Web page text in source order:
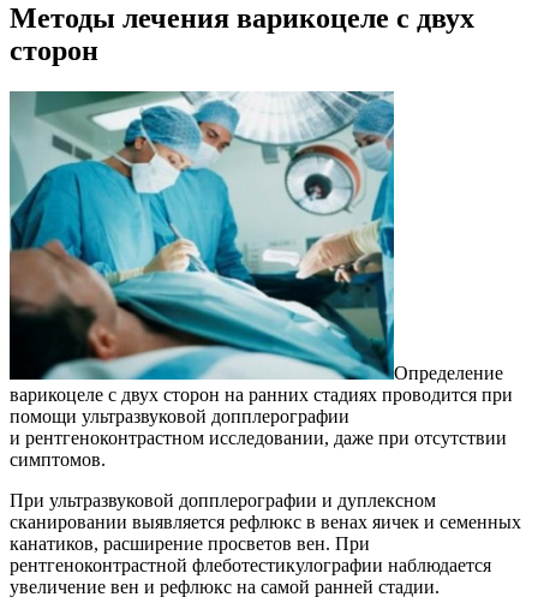
Методы лечения варикоцеле с двух
сторон
Определение
варикоцеле с двух сторон на ранних стадиях проводится при
помощи ультразвуковой допплерографии
и рентгеноконтрастном исследовании, даже при отсутствии
симптомов.
При ультразвуковой допплерографии и дуплексном
сканировании выявляется рефлюкс в венах яичек и семенных
канатиков, расширение просветов вен. При
рентгеноконтрастной флеботестикулографии наблюдается
увеличение вен и рефлюкс на самой ранней стадии.